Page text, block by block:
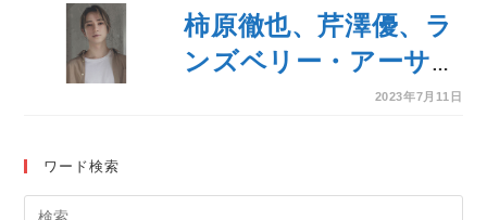
柿原徹也、芹澤優、ラ
ンズベリー・アーサー
が続々来校！8月開
ス
2023年7月11日
ワード検索